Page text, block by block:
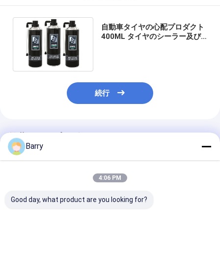
自動車タイヤの心配プロダクト
400ML タイヤのシーラー及び
続行
推薦されたプロダクト
Barry
4:06 PM
Good day, what product are you looking for?